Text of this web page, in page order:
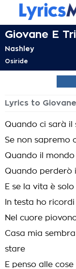
Giovane E
Nashley
Osiride
Lyrics to
Quando ci sarà il
Se non sapremo
Quando il
Quando perderò
E se la vita è
In testa ho
Nel cuore
Casa mia
stare
E penso alle